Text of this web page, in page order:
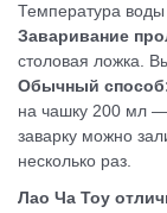
Температура воды
Заваривание
столовая ложка.
Обычный
на чашку 200 мл —
заварку можно
несколько раз.
Лао Ча Тоу